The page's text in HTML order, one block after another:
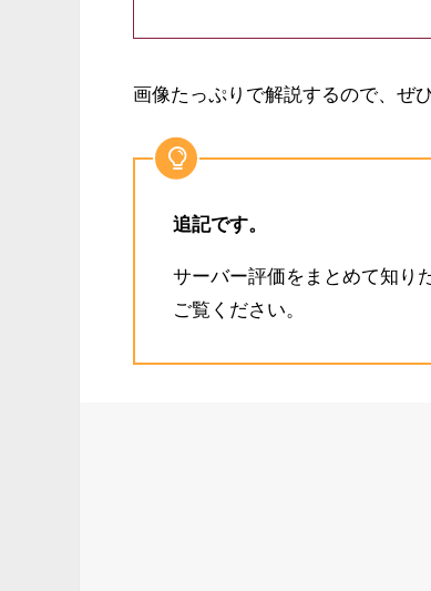
画像たっぷりで解説するので、ぜ
追記です。
サーバー評価をまとめて知り
ご覧ください。